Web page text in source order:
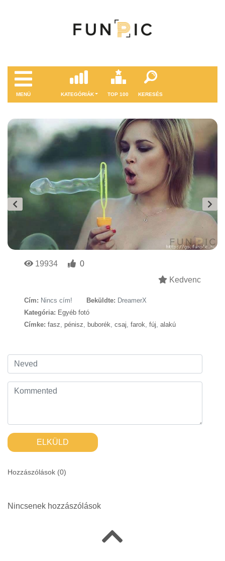
MENÜ KATEGÓRIÁK TOP 100 KERESÉS
19934
0
Kedvenc
Cím: Nincs cím! Beküldte: DreamerX
Kategória: Egyéb fotó
Címke: fasz, pénisz, buborék, csaj, farok, fúj, alakú
ELKÜLD
Hozzászólások (0)
Nincsenek hozzászólások